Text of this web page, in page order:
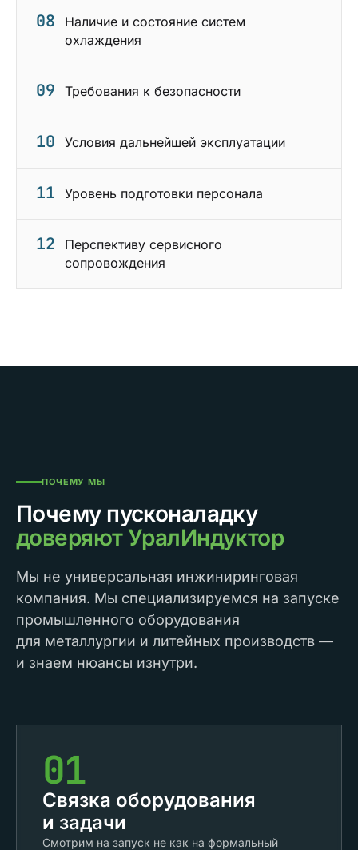
08
Наличие и состояние систем
охлаждения
09 Требования к безопасности
10 Условия дальнейшей эксплуатации
11 Уровень подготовки персонала
12
Перспективу сервисного
сопровождения
ПОЧЕМУ МЫ
Почему пусконаладку
доверяют УралИндуктор
Мы не универсальная инжиниринговая
компания. Мы специализируемся на запуске
промышленного оборудования
для металлургии и литейных производств —
и знаем нюансы изнутри.
01
Связка оборудования
и задачи
Смотрим на запуск не как на формальный